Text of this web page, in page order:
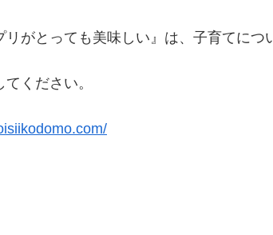
リがとっても美味しい』は、子育てにつ
ください。